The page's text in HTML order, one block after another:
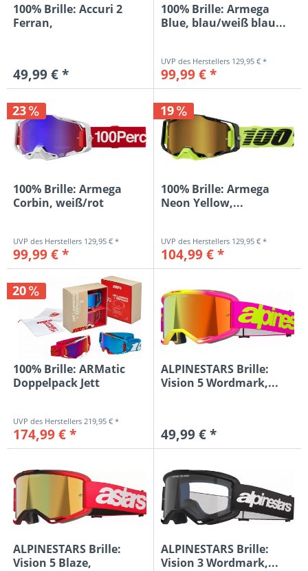
100% Brille: Accuri 2
Ferran,
49,99 € *
100% Brille: Armega
Blue, blau/weiß blau...
129,95 € *
99,99 € *
23
100% Brille: Armega
Corbin, weiß/rot
129,95 € *
99,99 € *
19
100% Brille: Armega
Neon Yellow,...
129,95 € *
104,99 € *
20
100% Brille: ARMatic
Doppelpack Jett
219,95 € *
174,99 € *
ALPINESTARS Brille:
Vision 5 Wordmark,...
49,99 € *
ALPINESTARS Brille:
Vision 5 Blaze,
ALPINESTARS Brille:
Vision 3 Wordmark,...